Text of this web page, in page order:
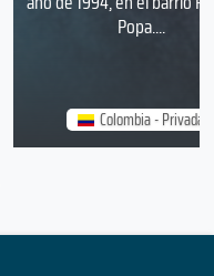
Colombia - Privada
Popa....